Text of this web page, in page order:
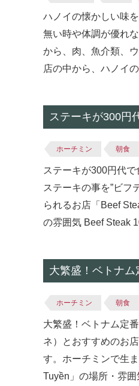
ハノイの懐かしい味
無い時や体調が優れ
から、肉、魚介類、
店の中から、ハノイ
ステーキが300円
ホーチミン 朝食
ステーキが300円代
ステーキの事を”ビフ
られるお店「Beef
の雰囲気 Beef Steak
大繁盛！ベトナ
ホーチミン 朝食
大繁盛！ベトナム定
ネ）とおすすめのお
す。ホーチミンで生
Tuyền」の場所・雰